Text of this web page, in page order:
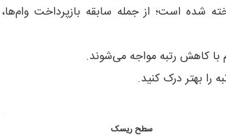
بر اساس ۱۳ شاخص مالی ساخته شده است؛ از جمله سابقه بازپرداخت وام‌ها،
کاهش رتبه مواجه می‌شوند.
را بهتر درک کنید.
سطح ریسک